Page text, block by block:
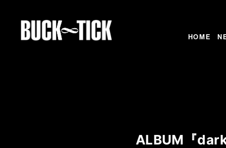
HOME
ALBUM『